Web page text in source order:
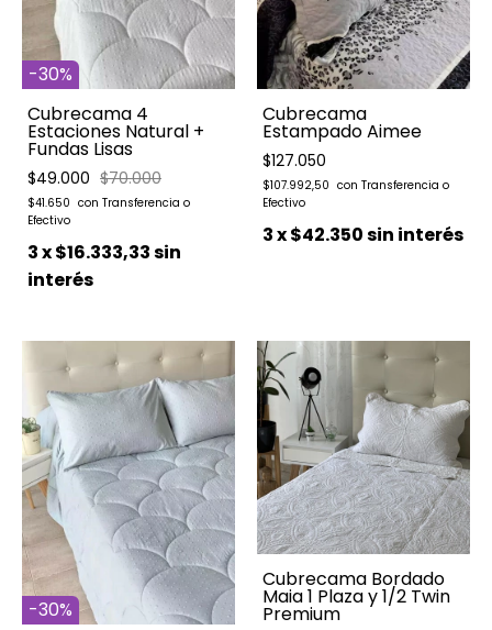
-30%
Cubrecama 4
Estaciones Natural +
Fundas Lisas
$49.000 $70.000
$41.650
3x$16.333,33sin
interés
Cubrecama
Estampado Aimee
$127.050
$107.992,50
3x$42.350sin interés
-30%
Cubrecama Bordado
Maia 1 Plaza y 1/2 Twin
Premium